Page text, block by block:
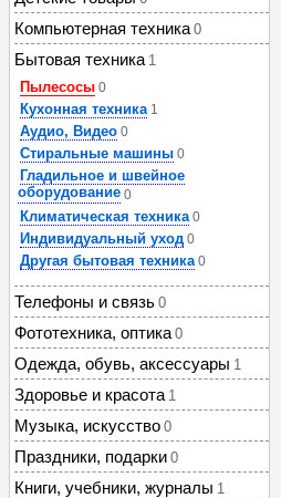
Компьютерная техника 0
Бытовая техника 1
Пылесосы 0
Кухонная техника 1
Аудио, Видео 0
Стиральные машины 0
Гладильное и швейное
оборудование 0
Климатическая техника 0
Индивидуальный уход 0
Другая бытовая техника 0
Телефоны и связь 0
Фототехника, оптика 0
Одежда, обувь, аксессуары 1
Здоровье и красота 1
Музыка, искусство 0
Праздники, подарки 0
Книги, учебники, журналы 1